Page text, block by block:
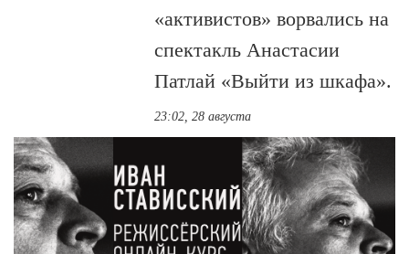
«активистов» ворвались на
спектакль Анастасии
Патлай «Выйти из шкафа».
23:02, 28 августа